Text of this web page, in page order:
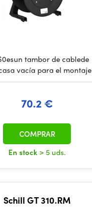
tambor de cablede
vacía para el montaje
70.2 €
En stock > 5 uds.
COMPRAR
Schill GT 310.RM